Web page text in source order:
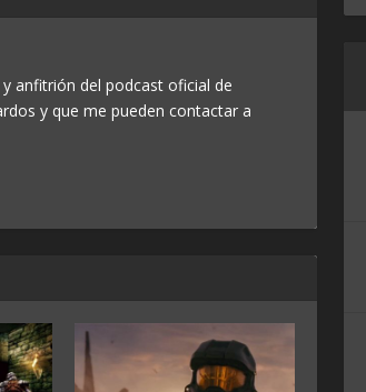
anfitrión del podcast oficial de
y que me pueden contactar a